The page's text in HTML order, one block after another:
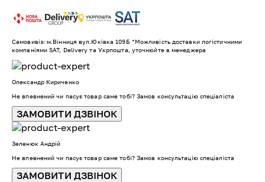
Самовивіз: м.Вінниця вул.Юківка 109Б *Можливість доставки логістичними
компаніями SAT, Delivery та Укрпошта, уточнюйте в менеджера
Олександр Кириченко
Не впевнений чи пасує товар саме тобі? Замов консультацію спеціаліста
ЗАМОВИТИ ДЗВІНОК
Зеленюк Андрій
Не впевнений чи пасує товар саме тобі? Замов консультацію спеціаліста
ЗАМОВИТИ ДЗВІНОК